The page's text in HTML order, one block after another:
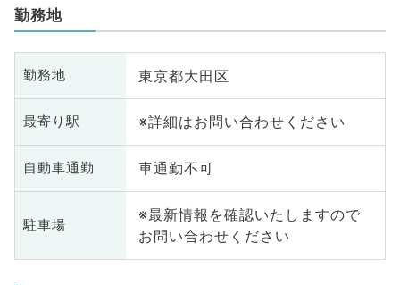
勤務地
勤務地 東京都大田区
最寄り駅 ※詳細はお問い合わせください
自動車通勤 車通勤不可
駐車場
※最新情報を確認いたしますので
お問い合わせください